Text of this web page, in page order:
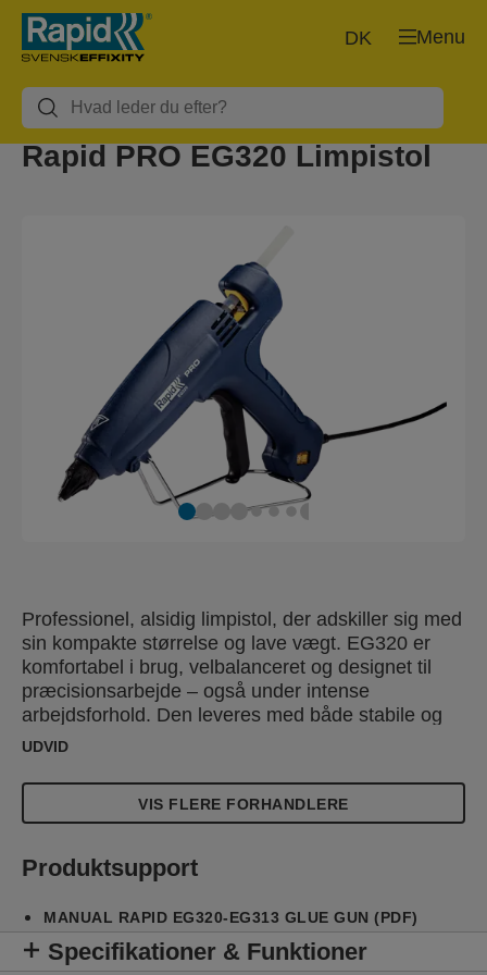
Menu
DK
Rapid PRO EG320 Limpistol
Professionel, alsidig limpistol, der adskiller sig med
sin kompakte størrelse og lave vægt. EG320 er
komfortabel i brug, velbalanceret og designet til
præcisionsarbejde – også under intense
arbejdsforhold. Den leveres med både stabile og
mobile standere, som giver alsidighed, opvarmeds
1000 g/time og har en selvregulerende,
forudindstilet temperaturkontrol på 195 °C.Der
kuffert.
UDVID
VIS FLERE FORHANDLERE
Produktsupport
MANUAL RAPID EG320-EG313 GLUE GUN (PDF)
Specifikationer & Funktioner